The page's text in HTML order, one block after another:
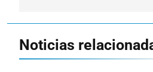
Noticias